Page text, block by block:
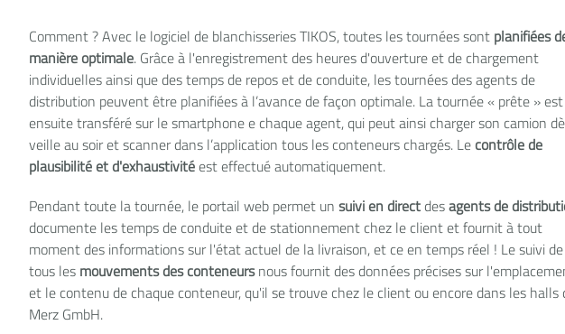
Comment ? Avec le logiciel de blanchisseries TIKOS, toutes les tournées sont planifiées
manière optimale. Grâce à l'enregistrement des heures d'ouverture et de chargement
individuelles ainsi que des temps de repos et de conduite, les tournées des agents de
distribution peuvent être planifiées à l’avance de façon optimale. La tournée « prête » est
ensuite transféré sur le smartphone e chaque agent, qui peut ainsi charger son camion
veille au soir et scanner dans l’application tous les conteneurs chargés. Le contrôle de
plausibilité et d'exhaustivitéest effectué automatiquement.
Pendant toute la tournée, le portail web permet un suivi en directdesagents de
documente les temps de conduite et de stationnement chez le client et fournit à tout
moment des informations sur l'état actuel de la livraison, et ce en temps réel ! Le suivi de
tous les mouvements des conteneursnous fournit des données précises sur
et le contenu de chaque conteneur, qu'il se trouve chez le client ou encore dans les halls
Merz GmbH.